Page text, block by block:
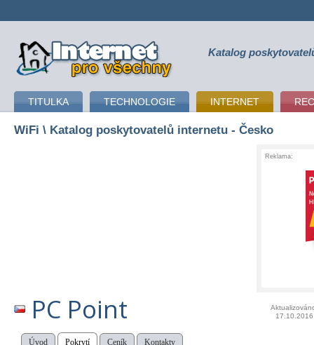
připojení k internetu Katalog
TITULKA TECHNOLOGIE INTERNET
WiFi \ Katalog poskytovatelů internetu - Česko
Reklama:
PC Point
17.10.2016
Úvod Pokrytí Ceník Kontakty